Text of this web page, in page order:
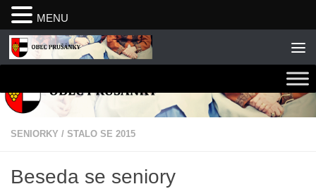
Skip to content
SENIORKY / STALO SE 2015
Beseda se seniory
MENU